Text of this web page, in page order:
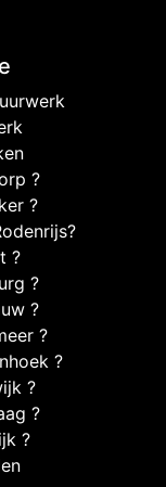
?
?
?
?
?
?
?
?
?
?